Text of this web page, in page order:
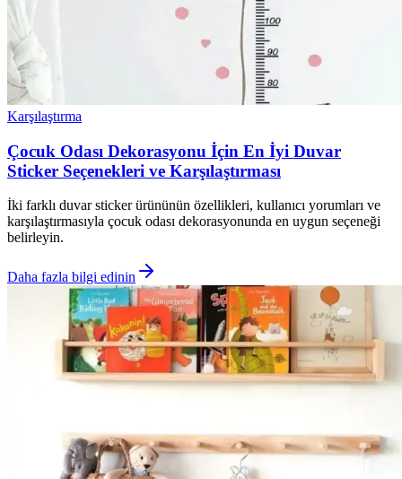
Karşılaştırma
Çocuk Odası Dekorasyonu İçin En İyi Duvar
Sticker Seçenekleri ve Karşılaştırması
İki farklı duvar sticker ürününün özellikleri, kullanıcı yorumları ve
karşılaştırmasıyla çocuk odası dekorasyonunda en uygun seçeneği
belirleyin.
Daha fazla bilgi edinin